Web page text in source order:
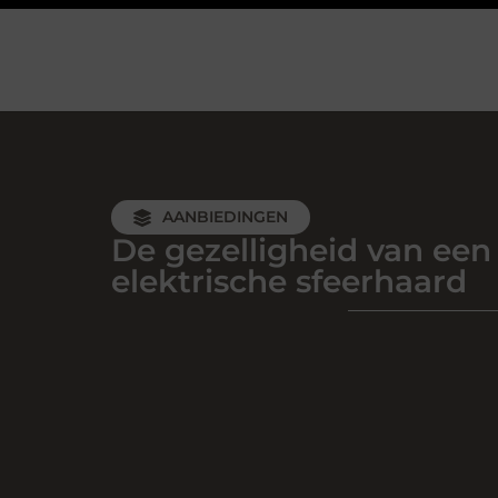
AANBIEDINGEN
De gezelligheid van een
elektrische sfeerhaard